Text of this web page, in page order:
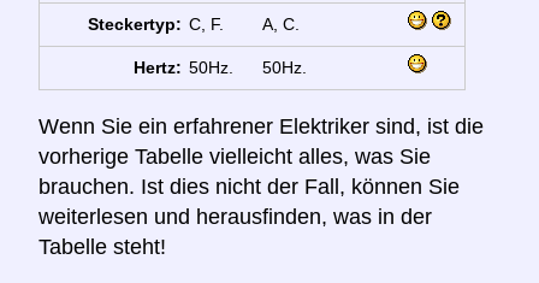
Steckertyp: C, F. A, C.
Hertz: 50Hz. 50Hz.
Wenn Sie ein erfahrener Elektriker sind, ist die
vorherige Tabelle vielleicht alles, was Sie
brauchen. Ist dies nicht der Fall, können Sie
weiterlesen und herausfinden, was in der
Tabelle steht!